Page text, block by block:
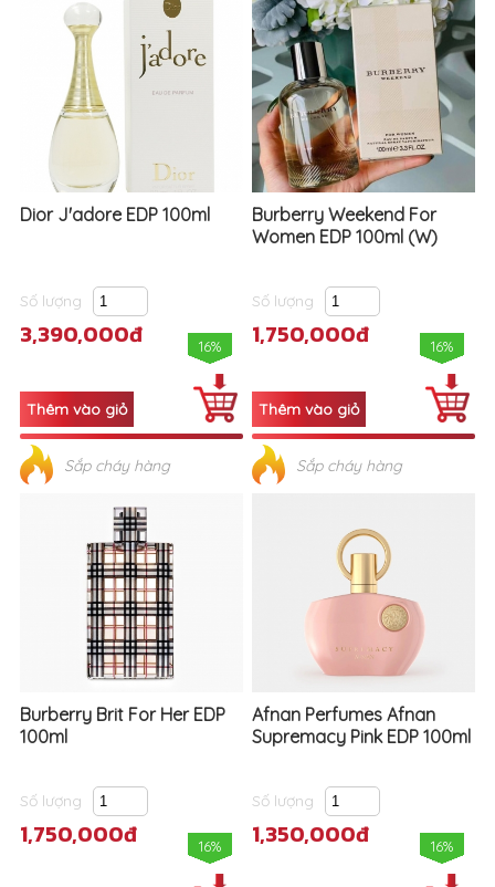
Dior J'adore EDP 100ml
Số lượng
3,390,000đ 16%
Sắp cháy hàng
Burberry Weekend For
Women EDP 100ml (W)
Số lượng
1,750,000đ 16%
Sắp cháy hàng
Burberry Brit For Her EDP
100ml
Số lượng
1,750,000đ 16%
Afnan Perfumes Afnan
Supremacy Pink EDP 100ml
Số lượng
1,350,000đ 16%